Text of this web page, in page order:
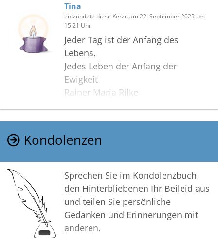
Tina
entzündete diese Kerze am 22. September 2025 um
15.21 Uhr
Jeder Tag ist der Anfang des
Lebens.
Jedes Leben der Anfang der
Ewigkeit
Rainer Maria Rilke
Kondolenzen
Sprechen Sie im Kondolenzbuch
den Hinterbliebenen Ihr Beileid aus
und teilen Sie persönliche
Gedanken und Erinnerungen mit
anderen.